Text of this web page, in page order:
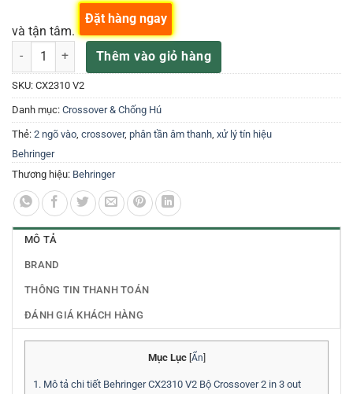
và tận tâm.
Behringer CX2310 V2 Bộ Crossover 2 in 3 out số lượng
Thêm vào giỏ hàng
Đặt hàng ngay
SKU: CX2310 V2
Danh mục: Crossover & Chống Hú
Thẻ: 2 ngõ vào crossover, phân tần âm thanh xử lý tín hiệu
Behringer
Thương hiệu: Behringer
MÔ TẢ
BRAND
THÔNG TIN THANH TOÁN
ĐÁNH GIÁ KHÁCH HÀNG
Mục Lục Ẩn
1. Mô tả chi tiết Behringer CX2310 V2 Bộ Crossover 2 in 3 out